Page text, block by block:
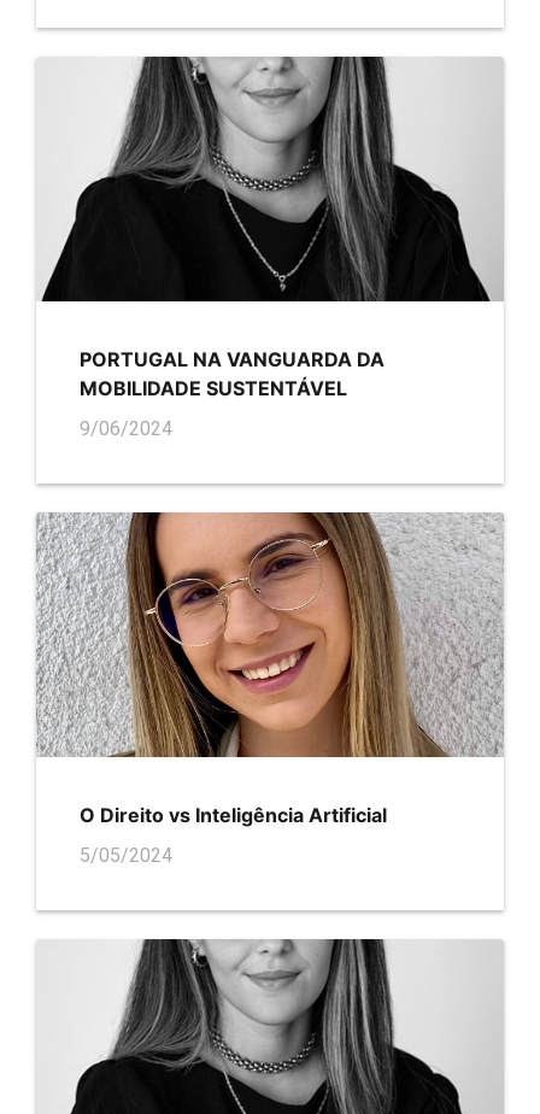
PORTUGAL NA VANGUARDA DA
MOBILIDADE SUSTENTÁVEL
9/06/2024
O Direito vs Inteligência Artificial
5/05/2024